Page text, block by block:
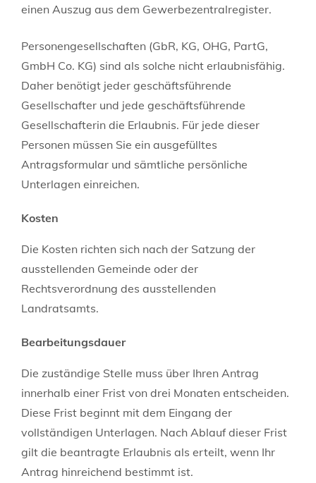
einen Auszug aus dem Gewerbezentralregister.
Personengesellschaften (GbR, KG, OHG, PartG,
GmbH Co. KG) sind als solche nicht erlaubnisfähig.
Daher benötigt jeder geschäftsführende
Gesellschafter und jede geschäftsführende
Gesellschafterin die Erlaubnis. Für jede dieser
Personen müssen Sie ein ausgefülltes
Antragsformular und sämtliche persönliche
Unterlagen einreichen.
Kosten
Die Kosten richten sich nach der Satzung der
ausstellenden Gemeinde oder der
Rechtsverordnung des ausstellenden
Landratsamts.
Bearbeitungsdauer
Die zuständige Stelle muss über Ihren Antrag
innerhalb einer Frist von drei Monaten entscheiden.
Diese Frist beginnt mit dem Eingang der
vollständigen Unterlagen. Nach Ablauf dieser Frist
gilt die beantragte Erlaubnis als erteilt, wenn Ihr
Antrag hinreichend bestimmt ist.